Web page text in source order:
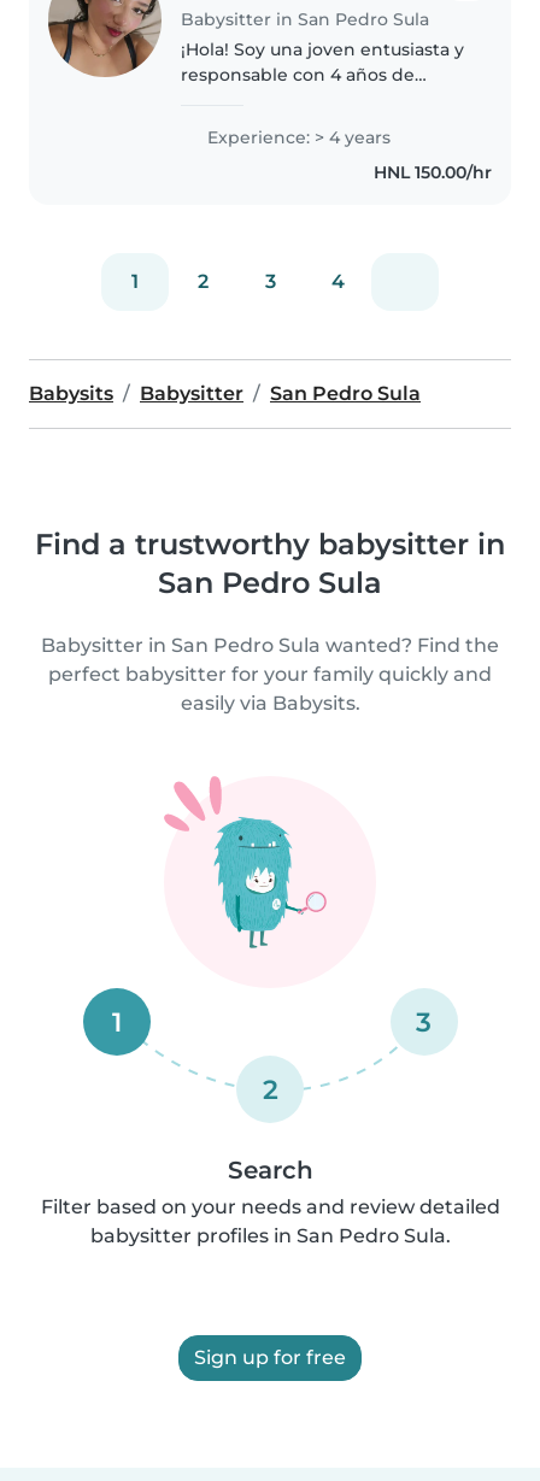
Babysitter in San Pedro Sula
¡Hola! Soy una joven entusiasta y
responsable con 4 años de
todas las edades. Me encanta
leer cuentos, hacer
manualidades y jugar con los
Experience: > 4 years
HNL 150.00/hr
1 2 3 4
Babysits Babysitter San Pedro Sula
Find a trustworthy babysitter in
San Pedro Sula
Babysitter in San Pedro Sula wanted? Find the
perfect babysitter for your family quickly and
easily via Babysits.
1
2
3
Search
Filter based on your needs and review detailed
babysitter profiles in San Pedro Sula.
Sign up for free